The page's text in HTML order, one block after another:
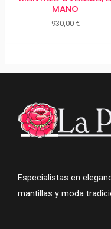
MANO
930,00 €
Especialistas en
mantillas y moda